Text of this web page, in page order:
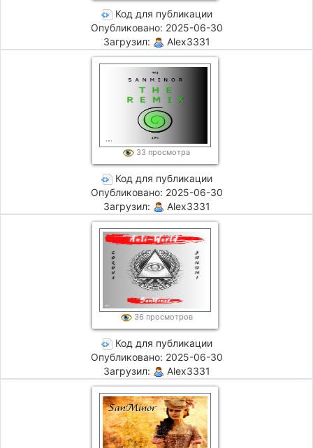
Код для публикации
Опубликовано: 2025-06-30
Загрузил:
Alex3331
33 просмотра
Код для публикации
Опубликовано: 2025-06-30
Загрузил:
Alex3331
36 просмотров
Код для публикации
Опубликовано: 2025-06-30
Загрузил:
Alex3331